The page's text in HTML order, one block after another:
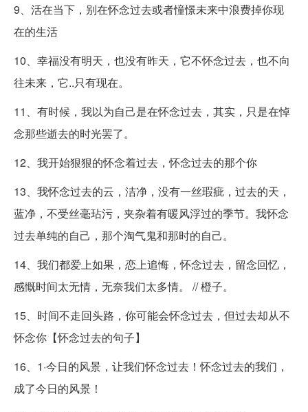
9、活在当下，别在怀念过去或者憧憬未来中浪费掉你现
在的生活
10、幸福没有明天，也没有昨天，它不怀念过去，也不向
往未来，它..只有现在。
11、有时候，我以为自己是在怀念过去，其实，只是在悼
念那些逝去的时光罢了。
12、我开始狠狠的怀念着过去，怀念过去的那个你
13、我怀念过去的云，洁净，没有一丝瑕疵，过去的天，
蓝净，不受丝毫玷污，夹杂着有暖风浮过的季节。我怀念
过去单纯的自己，那个淘气鬼和那时的自己。
14、我们都爱上如果，恋上追悔，怀念过去，留念回忆，
感慨时间太无情，无奈我们太多情。 // 橙子。
15、时间不走回头路，你可能会怀念过去，但过去却从不
怀念你【怀念过去的句子】
16、1·今日的风景，让我们怀念过去！怀念过去的我们，
成了今日的风景！